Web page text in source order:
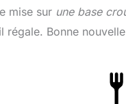
mise sur une base
Bonne